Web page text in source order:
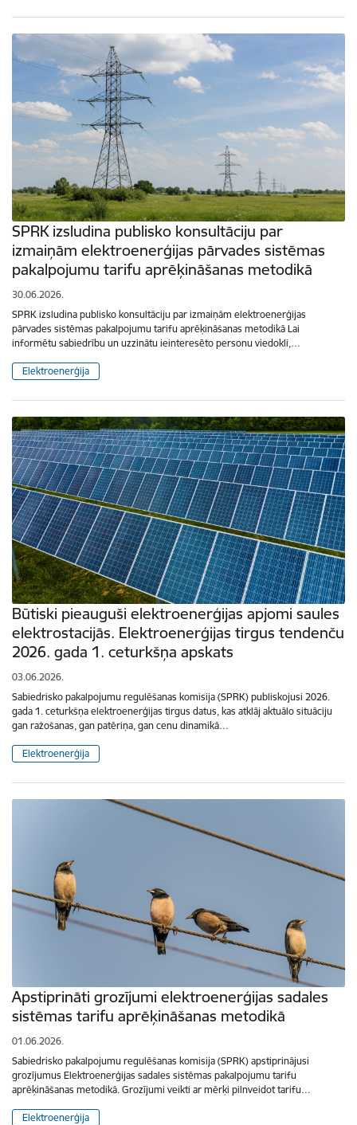
SPRK izsludina publisko konsultāciju par
izmaiņām elektroenerģijas pārvades sistēmas
pakalpojumu tarifu aprēķināšanas metodikā
30.06.2026.
SPRK izsludina publisko konsultāciju par izmaiņām elektroenerģijas
pārvades sistēmas pakalpojumu tarifu aprēķināšanas metodikā Lai
informētu sabiedrību un uzzinātu ieinteresēto personu viedokli,…
Elektroenerģija
Būtiski pieauguši elektroenerģijas apjomi saules
elektrostacijās. Elektroenerģijas tirgus tendenču
2026. gada 1. ceturkšņa apskats
03.06.2026.
Sabiedrisko pakalpojumu regulēšanas komisija (SPRK) publiskojusi 2026.
gada 1. ceturkšņa elektroenerģijas tirgus datus, kas atklāj aktuālo situāciju
gan ražošanas, gan patēriņa, gan cenu dinamikā…
Elektroenerģija
Apstiprināti grozījumi elektroenerģijas sadales
sistēmas tarifu aprēķināšanas metodikā
01.06.2026.
Sabiedrisko pakalpojumu regulēšanas komisija (SPRK) apstiprinājusi
grozījumus Elektroenerģijas sadales sistēmas pakalpojumu tarifu
aprēķināšanas metodikā. Grozījumi veikti ar mērķi pilnveidot tarifu…
Elektroenerģija